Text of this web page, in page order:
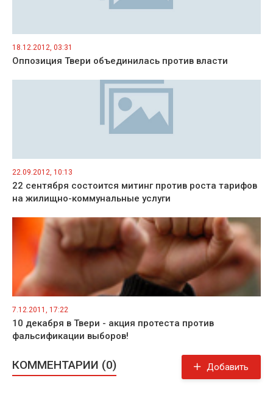
18.12.2012, 03:31
Оппозиция Твери объединилась против власти
22.09.2012, 10:13
22 сентября состоится митинг против роста тарифов
на жилищно-коммунальные услуги
7.12.2011, 17:22
10 декабря в Твери - акция протеста против
фальсификации выборов!
КОММЕНТАРИИ (0) Добавить